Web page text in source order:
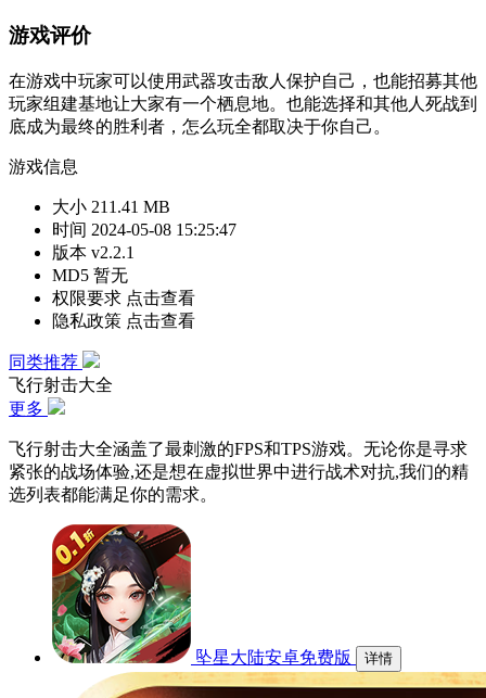
游戏评价
在游戏中玩家可以使用武器攻击敌人保护自己，也能招募其他
玩家组建基地让大家有一个栖息地。也能选择和其他人死战到
底成为最终的胜利者，怎么玩全都取决于你自己。
游戏信息
大小 211.41 MB
时间 2024-05-08 15:25:47
版本 v2.2.1
MD5 暂无
权限要求 点击查看
隐私政策 点击查看
同类推荐
飞行射击大全
更多
飞行射击大全涵盖了最刺激的FPS和TPS游戏。无论你是寻求
紧张的战场体验,还是想在虚拟世界中进行战术对抗,我们的精
选列表都能满足你的需求。
坠星大陆安卓免费版 详情